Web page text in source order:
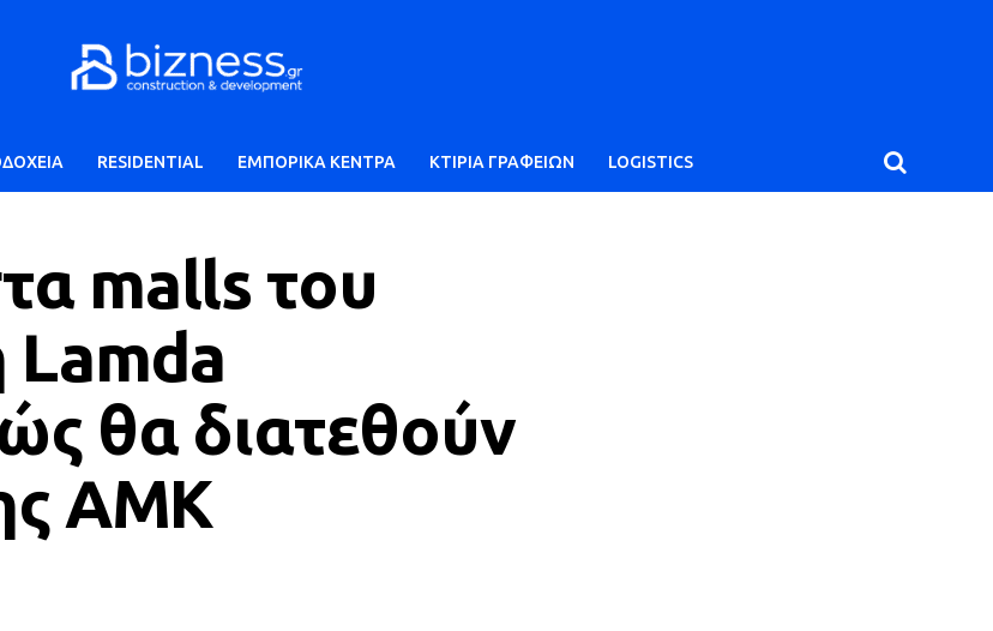
RESIDENTIAL ΕΜΠΟΡΙΚΑ ΚΕΝΤΡΑ ΚΤΙΡΙΑ ΓΡΑΦΕΙΩΝ LOGISTICS
malls του
Lamda
θα διατεθούν
ΑΜΚ